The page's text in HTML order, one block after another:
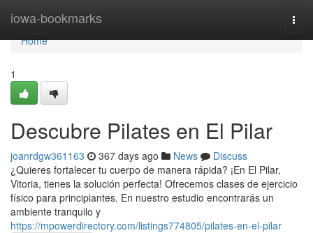
iowa-bookmarks
Home
Home
1
Descubre Pilates en El Pilar
joanrdgw361163 367 days ago News
Discuss
¿Quieres fortalecer tu cuerpo de manera rápida? ¡En El Pilar,
Vitoria, tienes la solución perfecta! Ofrecemos clases de ejercicio
físico para principiantes. En nuestro estudio encontrarás un
ambiente tranquilo y
https://mpowerdirectory.com/listings774805/pilates-en-el-pilar